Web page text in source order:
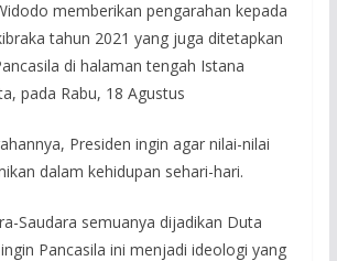
memberikan pengarahan kepada
tahun 2021 yang juga ditetapkan
di halaman tengah Istana
pada Rabu, 18 Agustus
Presiden ingin agar nilai-nilai
dalam kehidupan sehari-hari.
Saudara semuanya dijadikan Duta
Pancasila ini menjadi ideologi yang